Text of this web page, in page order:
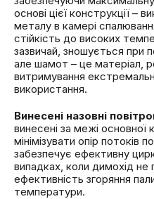
основі цієї конструкції –
металу в камері
стійкість до високих
зазвичай, зношується при
але шамот – це матеріал,
витримування
використання.
Винесені назовні
винесені за межі основної
мінімізувати опір потоків
забезпечує ефективну
випадках, коли димохід не
ефективність згоряння
температури.